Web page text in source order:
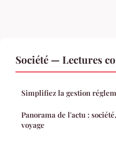
Société — Lectures
Simplifiez la gestion
Panorama de l'actu :
voyage